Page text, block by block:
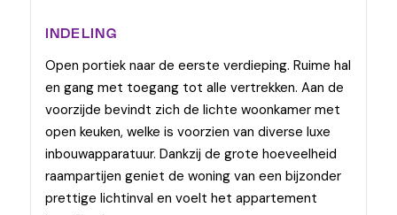
INDELING
Open portiek naar de eerste verdieping. Ruime hal
en gang met toegang tot alle vertrekken. Aan de
voorzijde bevindt zich de lichte woonkamer met
open keuken, welke is voorzien van diverse luxe
inbouwapparatuur. Dankzij de grote hoeveelheid
raampartijen geniet de woning van een bijzonder
prettige lichtinval en voelt het appartement